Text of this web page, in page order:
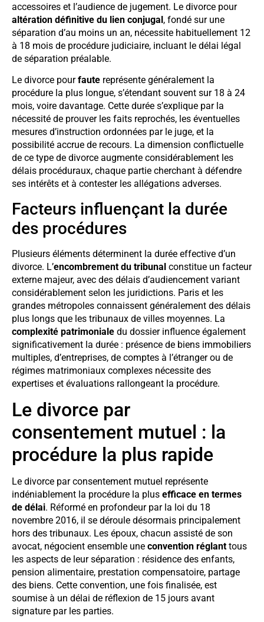
accessoires et l’audience de jugement. Le divorce pour
altération définitive du lien conjugal, fondé sur une
séparation d’au moins un an, nécessite habituellement 12
à 18 mois de procédure judiciaire, incluant le délai légal
de séparation préalable.
Le divorce pourfaute représente généralement la
procédure la plus longue, s’étendant souvent sur 18 à 24
mois, voire davantage. Cette durée s’explique par la
nécessité de prouver les faits reprochés, les éventuelles
mesures d’instruction ordonnées par le juge, et la
possibilité accrue de recours. La dimension conflictuelle
de ce type de divorce augmente considérablement les
délais procéduraux, chaque partie cherchant à défendre
ses intérêts et à contester les allégations adverses.
Facteurs influençant la durée
des procédures
Plusieurs éléments déterminent la durée effective d’un
divorce. L’encombrement du tribunal constitue un facteur
externe majeur, avec des délais d’audiencement variant
considérablement selon les juridictions. Paris et les
grandes métropoles connaissent généralement des délais
plus longs que les tribunaux de villes moyennes. La
complexité patrimoniale du dossier influence également
significativement la durée : présence de biens immobiliers
multiples, d’entreprises, de comptes à l’étranger ou de
régimes matrimoniaux complexes nécessite des
expertises et évaluations rallongeant la procédure.
Le divorce par
consentement mutuel : la
procédure la plus rapide
Le divorce par consentement mutuel représente
indéniablement la procédure la plus efficace en termes
de délai. Réformé en profondeur par la loi du 18
novembre 2016, il se déroule désormais principalement
hors des tribunaux. Les époux, chacun assisté de son
avocat, négocient ensemble une convention réglant tous
les aspects de leur séparation : résidence des enfants,
pension alimentaire, prestation compensatoire, partage
des biens. Cette convention, une fois finalisée, est
soumise à un délai de réflexion de 15 jours avant
signature par les parties.